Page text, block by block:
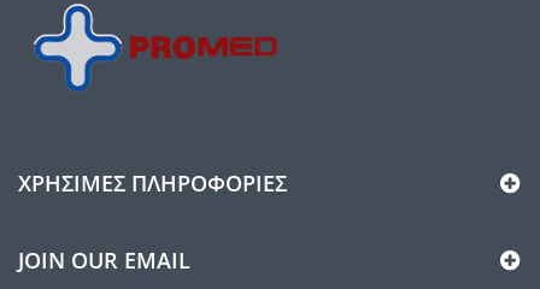
ΧΡΉΣΙΜΕΣ ΠΛΗΡΟΦΟΡΊΕΣ
JOIN OUR EMAIL